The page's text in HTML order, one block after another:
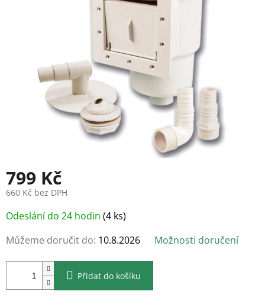
799 Kč
660 Kč bez DPH
Měrná
cena:
Odeslání do 24 hodin (4 ks)
Můžeme doručit do: 10.8.2026 Možnosti doručení
Přidat do košíku